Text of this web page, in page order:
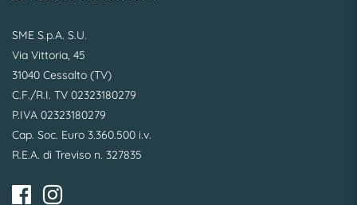
SME S.p.A. S.U.
Via Vittoria, 45
31040 Cessalto (TV)
C.F./R.I. TV 02323180279
P.IVA 02323180279
Cap. Soc. Euro 3.360.500 i.v.
R.E.A. di Treviso n. 327835